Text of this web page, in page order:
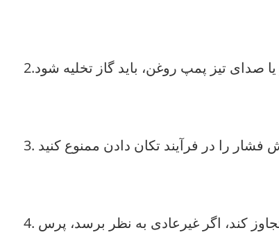
4. پرس هیدرولیک کیفیت روغن هیدرولیک را حفظ می کند، دمای روغن کاری مجاز نیست از 45 درجه سانتیگراد تجاوز کند، اگر غیرعادی به نظر برسد، پرس